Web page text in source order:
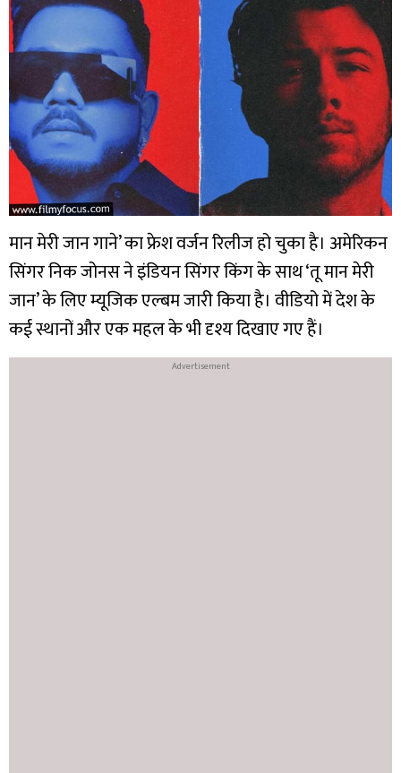
मान मेरी जान गाने’ का फ्रेश वर्जन रिलीज हो चुका है। अमेरिकन
सिंगर निक जोनस ने इंडियन सिंगर किंग के साथ ‘तू मान मेरी
जान’ के लिए म्यूजिक एल्बम जारी किया है। वीडियो में देश के
कई स्थानों और एक महल के भी दृश्य दिखाए गए हैं।